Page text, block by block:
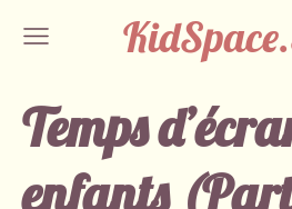
Temps
enfants